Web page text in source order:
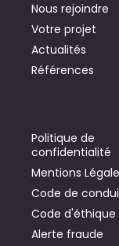
Nous rejoindre
Votre projet
Actualités
Références
Politique de
confidentialité
Mentions
Code de
Code d'éthique
Alerte fraude